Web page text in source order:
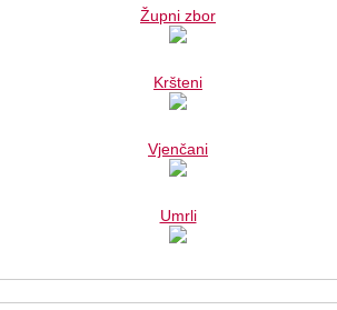
Župni zbor
Kršteni
Vjenčani
Umrli